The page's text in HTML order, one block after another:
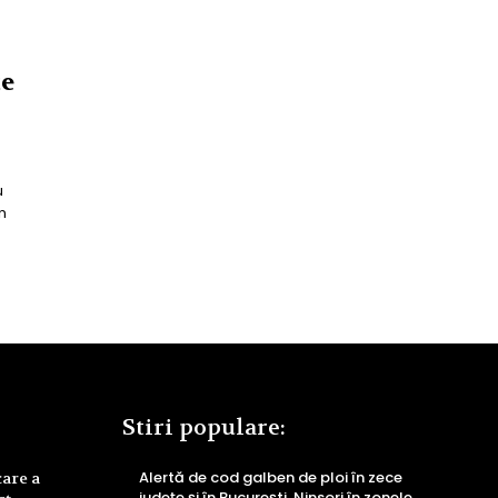
a
Stiri populare:
Alertă de cod galben de ploi în zece